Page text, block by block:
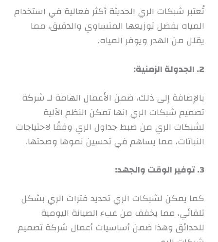
تُعتبر شبكات الري الحديثة أكثر فعالية في استخدام
المياه بفضل توزيعها المتساوي والدقيق، مما
يقلل من الهدر ويوفر المياه.
2. الجدولة الزمنية:
بالإضافة إلى ذلك، ضمن الأعمال الهامة لـ شركة
تصميم شبكات الري انها تمكن النظم الآلية
لشبكات الري من ضبط جداول الري وفقًا لاحتياجات
النباتات، مما يساهم في تحسين نموها وصحتها.
3. توفير الوقت والجهد:
كما يمكن لشبكات الري تحديد فترات الري بشكل
تلقائي، مما يخفف من عبء الصيانة اليومية
للحدائق وهذا ضمن أساسيات أعمال شركة تصميم